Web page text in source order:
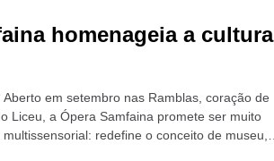
homenageia a cultura
em setembro nas Ramblas, coração de
Liceu, a Ópera Samfaina promete ser muito
redefine o conceito de museu,